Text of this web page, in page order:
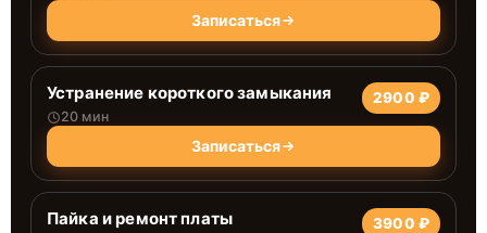
Записаться
Устранение короткого замыкания
20 мин
2900 ₽
Записаться
Пайка и ремонт платы 3900 ₽